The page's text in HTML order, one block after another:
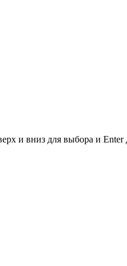
и вниз для выбора и